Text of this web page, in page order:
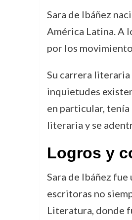
Sara de Ibáñez
América Latina. A
por los
Su carrera
inquietudes
en particular,
literaria y se
Logros y
Sara de Ibáñez
escritoras no
Literatura, donde